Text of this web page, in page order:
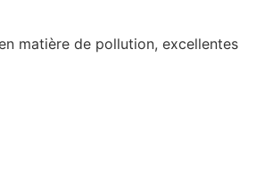
matière de pollution, excellentes